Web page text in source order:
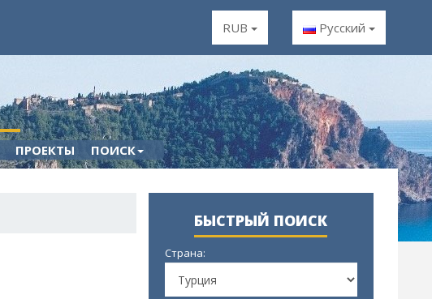
RUB Русский
ПРОЕКТЫ ПОИСК
БЫСТРЫЙ ПОИСК
Страна: